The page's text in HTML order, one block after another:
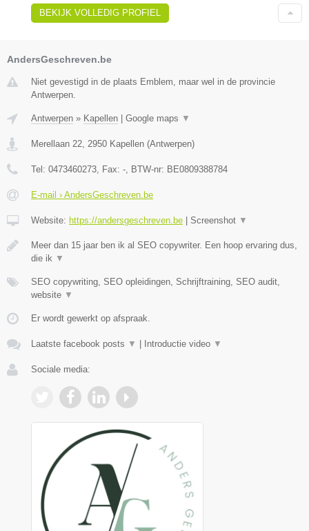
BEKIJK VOLLEDIG PROFIEL
AndersGeschreven.be
Niet gevestigd in de plaats Emblem, maar wel in de provincie
Antwerpen.
Antwerpen » Kapellen | Google maps ▼
Merellaan 22 2950 Kapellen (Antwerpen)
Tel: 0473460273 , Fax: - , BTW-nr: BE0809388784
E-mail › AndersGeschreven.be
Website: https://andersgeschreven.be | Screenshot ▼
Meer dan 15 jaar ben ik al SEO copywriter. Een hoop ervaring dus,
die ik ▼
SEO copywriting, SEO opleidingen, Schrijftraining, SEO audit,
website ▼
Er wordt gewerkt op afspraak.
Laatste facebook posts ▼ | Introductie video ▼
Sociale media: